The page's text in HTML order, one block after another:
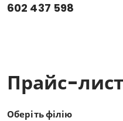
602 437 598
Прайс-
Оберіть філію